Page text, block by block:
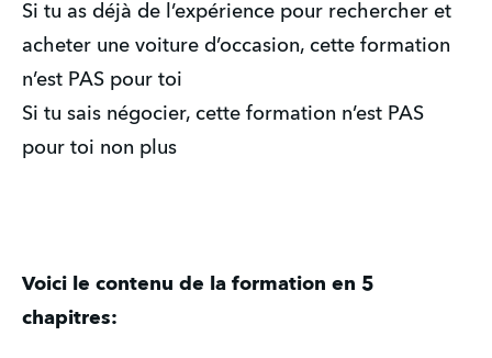
Si tu as déjà de l’expérience pour rechercher et
acheter une voiture d’occasion, cette formation
n’est PAS pour toi
Si tu sais négocier, cette formation n’est PAS
pour toi non plus
Voici le contenu de la formation en 5
chapitres: